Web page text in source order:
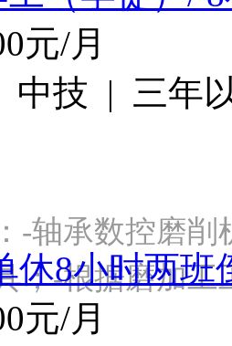
元/月
中技 | 三年
-轴承数控磨
；-根据磨加
休8小时两班
元/月